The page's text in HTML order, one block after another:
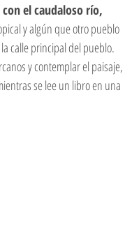
el caudaloso río,
y algún que otro pueblo
calle principal del pueblo.
y contemplar el paisaje,
se lee un libro en una